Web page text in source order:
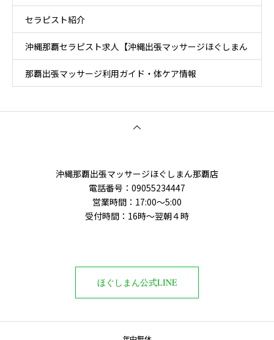
セラピスト紹介
沖縄那覇セラピスト求人【沖縄出張マッサージほぐしまん
那覇店】
那覇出張マッサージ利用ガイド・体ケア情報
沖縄那覇出張マッサージほぐしまん那覇店
電話番号‭：09055234447
営業時間：17:00～5:00
受付時間：16時〜翌朝４時
ほぐしまん公式LINE